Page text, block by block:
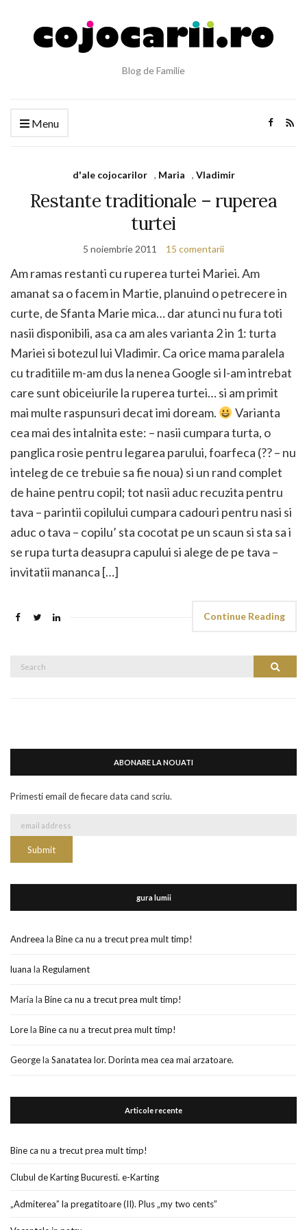
Blog de Familie
Menu
d'ale cojocarilor , Maria , Vladimir
Restante traditionale – ruperea
turtei
5 noiembrie 2011 15 comentarii
Am ramas restanti cu ruperea turtei Mariei. Am
amanat sa o facem in Martie, planuind o petrecere in
curte, de Sfanta Marie mica… dar atunci nu fura toti
nasii disponibili, asa ca am ales varianta 2 in 1: turta
Mariei si botezul lui Vladimir. Ca orice mama paralela
cu traditiile m-am dus la nenea Google si l-am intrebat
care sunt obiceiurile la ruperea turtei… si am primit
mai multe raspunsuri decat imi doream.
Varianta
cea mai des intalnita este: – nasii cumpara turta, o
panglica rosie pentru legarea parului, foarfeca (?? – nu
inteleg de ce trebuie sa fie noua) si un rand complet
de haine pentru copil; tot nasii aduc recuzita pentru
tava – parintii copilului cumpara cadouri pentru nasi si
aduc o tava – copilu’ sta cocotat pe un scaun si sta sa i
se rupa turta deasupra capului si alege de pe tava –
invitatii mananca […]
Continue Reading
Search
ABONARE LA NOUATI
Primesti email de fiecare data cand scriu.
gura lumii
Andreea la Bine ca nu a trecut prea mult timp!
luana la Regulament
Maria la Bine ca nu a trecut prea mult timp!
Lorela Bine ca nu a trecut prea mult timp!
Georgela Sanatatea lor. Dorinta mea cea mai arzatoare.
Articole recente
Bine ca nu a trecut prea mult timp!
Clubul de Karting Bucuresti. e-Karting
„Admiterea” la pregatitoare (II). Plus „my two cents”